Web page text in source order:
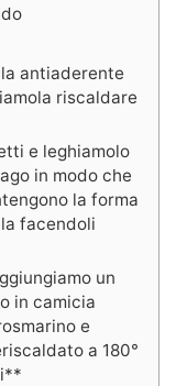
antiaderente
riscaldare
e leghiamolo
in modo che
la forma
facendoli
un
in camicia
e
a 180°